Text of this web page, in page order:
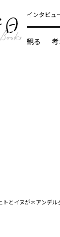
インタビュ
観る
トとイヌがネアンデ